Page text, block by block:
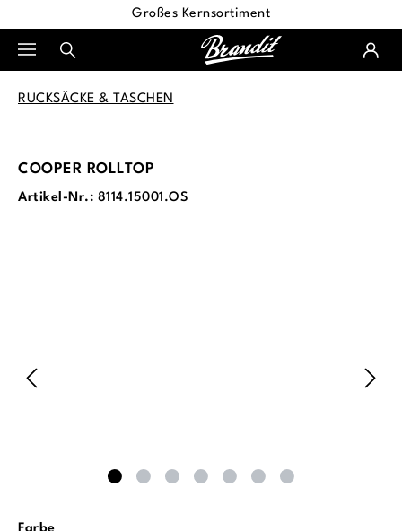
Großes Kernsortiment
RUCKSÄCKE & TASCHEN
COOPER ROLLTOP
Artikel-Nr.: 8114.15001.OS
auswählen